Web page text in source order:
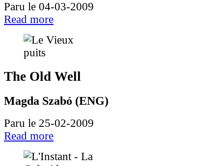
Paru le 04-03-2009
Read more
The Old Well
Magda Szabó (ENG)
Paru le 25-02-2009
Read more